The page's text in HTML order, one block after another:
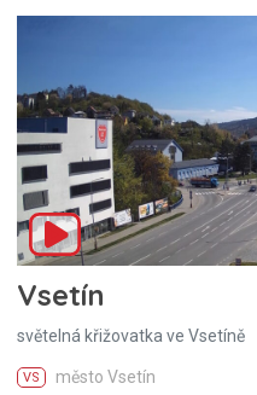
Vsetín
světelná křižovatka ve Vsetíně
VS město Vsetín